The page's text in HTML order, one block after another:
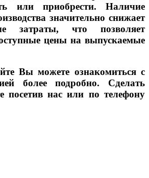
или приобрести. Наличие
значительно снижает
затраты, что позволяет
цены на выпускаемые
Вы можете ознакомиться с
более подробно. Сделать
посетив нас или по телефону